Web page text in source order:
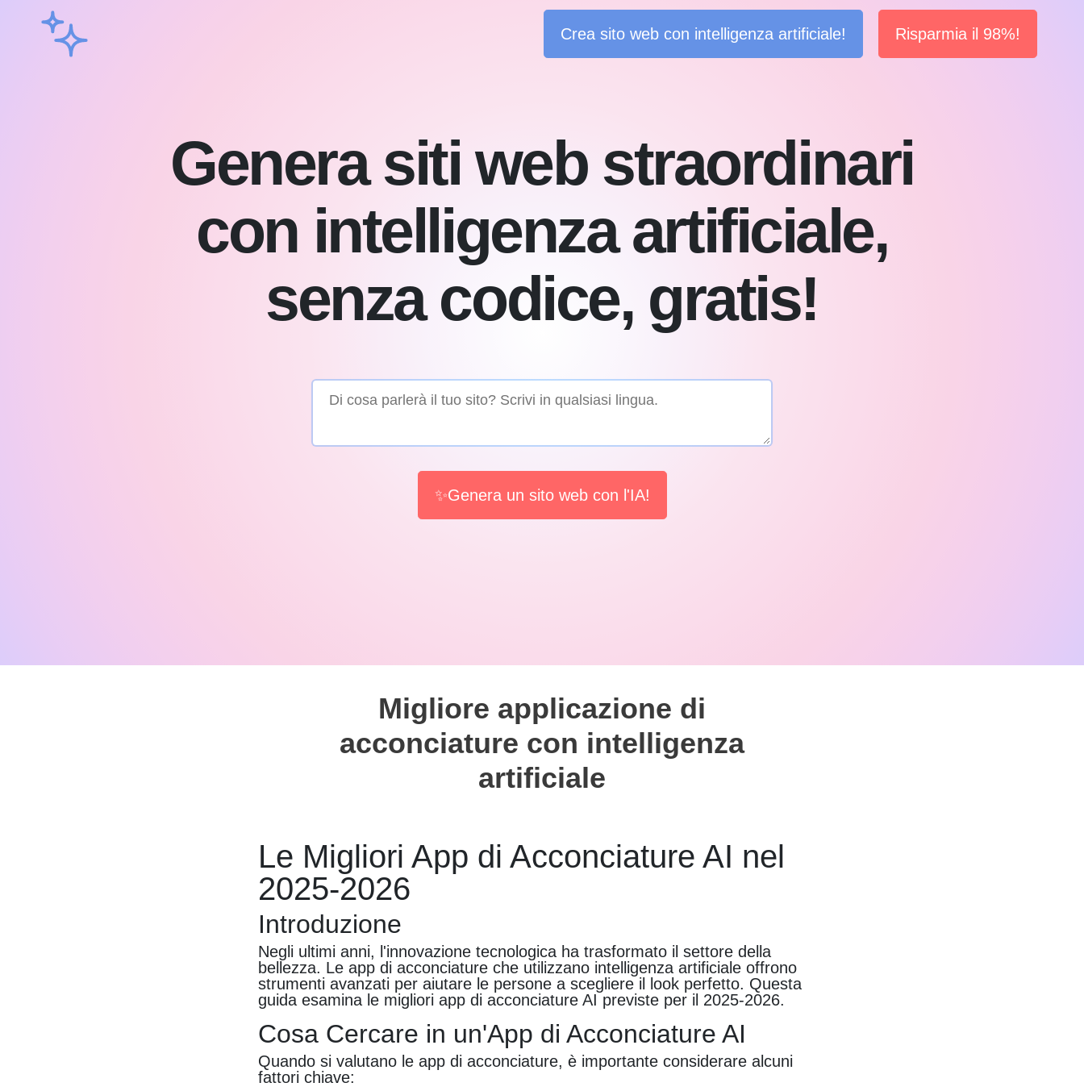
Crea sito web con intelligenza artificiale! Risparmia il 98%!
Genera siti web straordinari
con intelligenza artificiale,
senza codice, gratis!
✨Genera un sito web con l'IA!
Migliore applicazione di
acconciature con intelligenza
artificiale
Le Migliori App di Acconciature AI nel
2025-2026
Introduzione
Negli ultimi anni, l'innovazione tecnologica ha trasformato il settore della
bellezza. Le app di acconciature che utilizzano intelligenza artificiale offrono
strumenti avanzati per aiutare le persone a scegliere il look perfetto. Questa
guida esamina le migliori app di acconciature AI previste per il 2025-2026.
Cosa Cercare in un'App di Acconciature AI
Quando si valutano le app di acconciature, è importante considerare alcuni
fattori chiave: